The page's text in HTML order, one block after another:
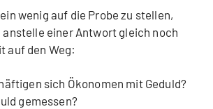
wenig auf die Probe zu stellen,
anstelle einer Antwort gleich noch
auf den Weg:
sich Ökonomen mit Geduld?
gemessen?